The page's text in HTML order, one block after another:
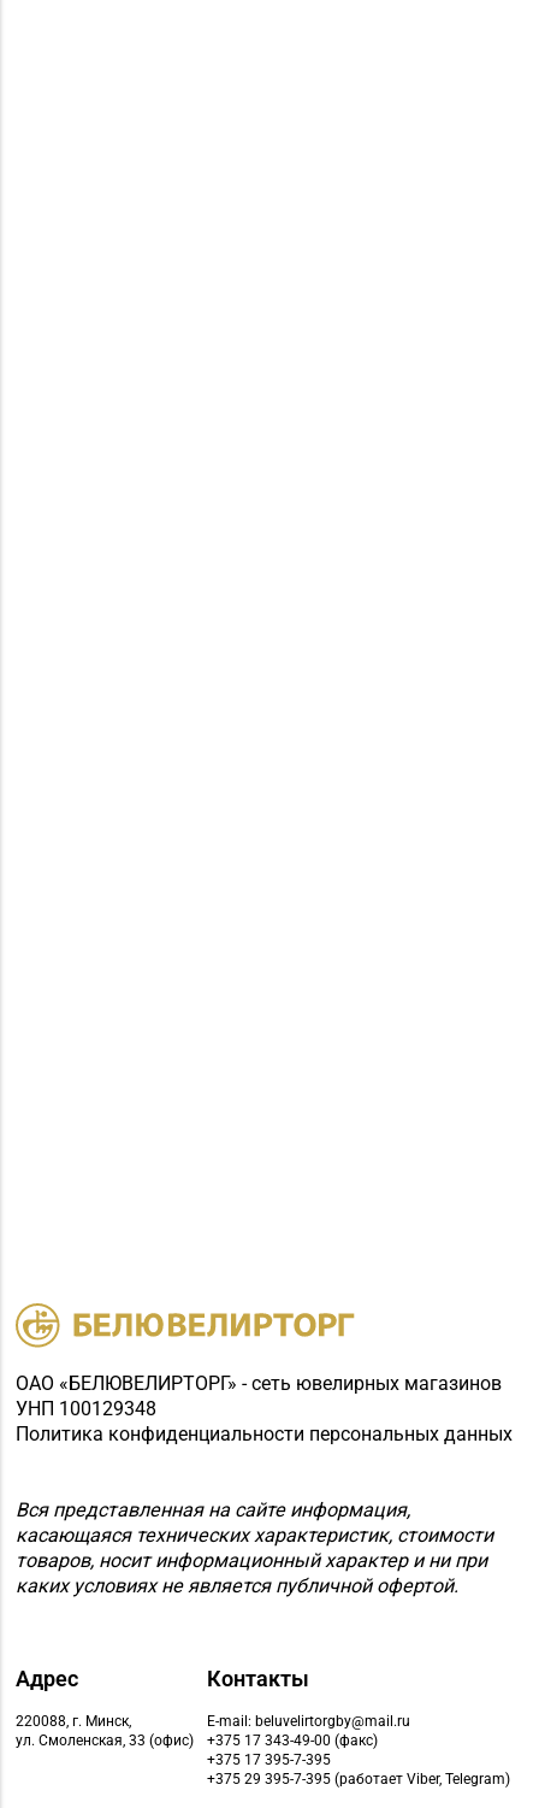
ОАО «БЕЛЮВЕЛИРТОРГ» - сеть ювелирных магазинов
УНП 100129348
Политика конфиденциальности персональных данных
Вся представленная на сайте информация,
касающаяся технических характеристик, стоимости
товаров, носит информационный характер и ни при
каких условиях не является публичной офертой.
Адрес
220088, г. Минск,
ул. Смоленская, 33 (офис)
Контакты
E-mail: beluvelirtorgby@mail.ru
+375 17 343-49-00 (факс)
+375 17 395-7-395
+375 29 395-7-395 (работает Viber, Telegram)